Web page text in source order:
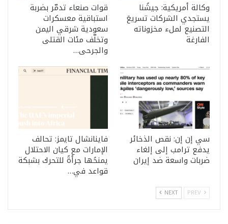
وكالة أمريكية: جيشُنا
يستجدي الشركات تسريعَ
التصنيع لملء مخزوناته
الفارغة
قوات صنعاء تدمّر بضربة
استباقية معسكرات
سعودية شرقي اليمن
وتخلّف مئات القتلى
والجرحى…
سي إن إن: نقص الذخائر
يدفع ترامب إلى إلغاء
ضربات واسعة ضد إيران
فاينانشال تايمز: تحالف
الإمارات مع كيان الاحتلال
يمنحُها جرأةً للتحرك بشبكة
قواعد في…
NEXT